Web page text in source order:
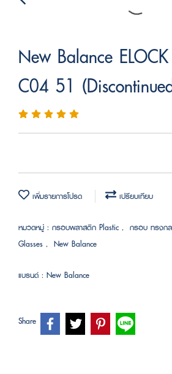
New Balance
C04 51
เพิ่มรายการโปรด เปรียบเทียบ
หมวดหมู่ : กรอบพลาสติก Plastic , กรอบ ทรงก
Glasses , New Balance
แบรนด์ : New Balance
Share